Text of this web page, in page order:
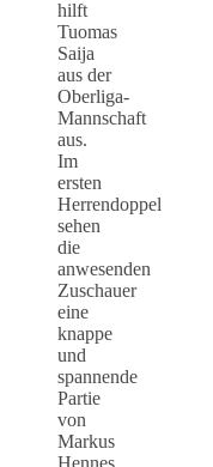
hilft
Tuomas
Saija
aus der
Oberliga-
Mannschaft
aus.
Im
ersten
Herrendoppel
sehen
die
anwesenden
Zuschauer
eine
knappe
und
spannende
Partie
von
Markus
Hennes